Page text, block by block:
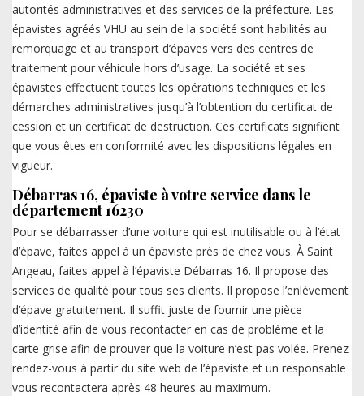
autorités administratives et des services de la préfecture. Les
épavistes agréés VHU au sein de la société sont habilités au
remorquage et au transport d’épaves vers des centres de
traitement pour véhicule hors d’usage. La société et ses
épavistes effectuent toutes les opérations techniques et les
démarches administratives jusqu’à l’obtention du certificat de
cession et un certificat de destruction. Ces certificats signifient
que vous êtes en conformité avec les dispositions légales en
vigueur.
Débarras 16, épaviste à votre service dans le
département 16230
Pour se débarrasser d’une voiture qui est inutilisable ou à l’état
d’épave, faites appel à un épaviste près de chez vous. À Saint
Angeau, faites appel à l’épaviste Débarras 16. Il propose des
services de qualité pour tous ses clients. Il propose l’enlèvement
d’épave gratuitement. Il suffit juste de fournir une pièce
d’identité afin de vous recontacter en cas de problème et la
carte grise afin de prouver que la voiture n’est pas volée. Prenez
rendez-vous à partir du site web de l’épaviste et un responsable
vous recontactera après 48 heures au maximum.